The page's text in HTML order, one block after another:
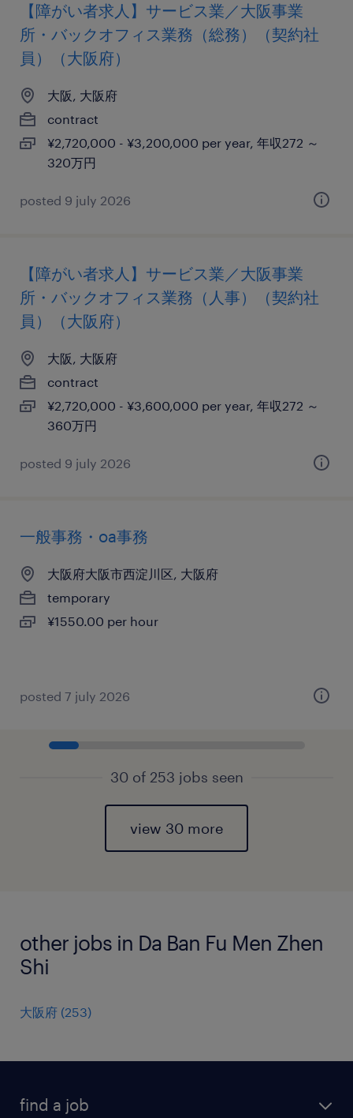
【障がい者求人】サービス業／大阪事業
所・バックオフィス業務（総務）（契約社
員）（大阪府）
大阪, 大阪府
contract
¥2,720,000 - ¥3,200,000 per year, 年収272 ～
320万円
posted 9 july 2026
【障がい者求人】サービス業／大阪事業
所・バックオフィス業務（人事）（契約社
員）（大阪府）
大阪, 大阪府
contract
¥2,720,000 - ¥3,600,000 per year, 年収272 ～
360万円
posted 9 july 2026
一般事務・oa事務
大阪府大阪市西淀川区, 大阪府
temporary
¥1550.00 per hour
posted 7 july 2026
30 of 253 jobs seen
view 30 more
other jobs in Da Ban Fu Men Zhen
Shi
大阪府 (253)
find a job